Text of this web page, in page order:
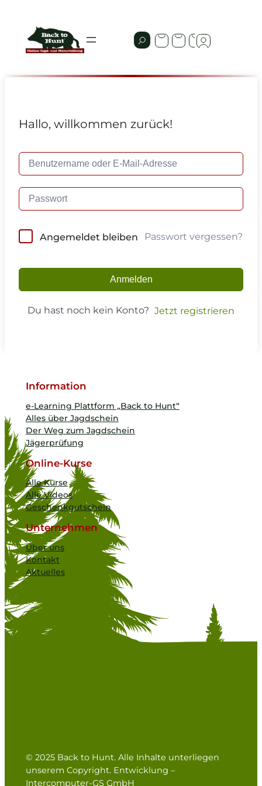
Hallo, willkommen zurück!
Angemeldet bleiben Passwort vergessen?
Anmelden
Du hast noch kein Konto? Jetzt registrieren
Information
e-Learning Plattform „Back to Hunt“
Alles über Jagdschein
Der Weg zum Jagdschein
Jägerprüfung
Online-Kurse
Alle Kurse
Alle Videos
Geschenkgutschein
Unternehmen
Über uns
Kontakt
Aktuelles
© 2025 Back to Hunt. Alle Inhalte unterliegen
unserem Copyright. Entwicklung –
Intercomputer-GS GmbH